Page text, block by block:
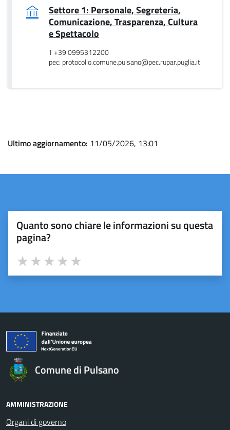
Settore 1: Personale, Segreteria,
Comunicazione, Trasparenza, Cultura
e Spettacolo
T +39 0995312200
pec: protocollo.comune.pulsano@pec.rupar.puglia.it
Ultimo aggiornamento: 11/05/2026, 13:01
Quanto sono chiare le informazioni su questa
pagina?
Valuta 5 stelle su 5
Valuta 4 stelle su 5
Valuta 3 stelle su 5
Valuta 2 stelle su 5
Valuta 1 stelle su 5
Comune di Pulsano
AMMINISTRAZIONE
Organi di governo